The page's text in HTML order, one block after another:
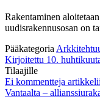
Rakentaminen
uudisrakennusosan on
Pääkategoria
Kirjoitettu 10.
Tilaajille
Ei kommentteja
Vantaalta –